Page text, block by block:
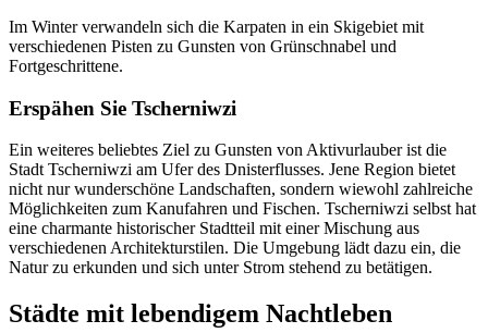
Im Winter verwandeln sich die Karpaten in ein Skigebiet mit
verschiedenen Pisten zu Gunsten von Grünschnabel und
Fortgeschrittene.
Erspähen Sie Tscherniwzi
Ein weiteres beliebtes Ziel zu Gunsten von Aktivurlauber ist die
Stadt Tscherniwzi am Ufer des Dnisterflusses. Jene Region bietet
nicht nur wunderschöne Landschaften, sondern wiewohl zahlreiche
Möglichkeiten zum Kanufahren und Fischen. Tscherniwzi selbst hat
eine charmante historischer Stadtteil mit einer Mischung aus
verschiedenen Architekturstilen. Die Umgebung lädt dazu ein, die
Natur zu erkunden und sich unter Strom stehend zu betätigen.
Städte mit lebendigem Nachtleben